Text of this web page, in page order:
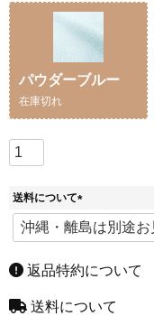
パウダーブルー
在庫切れ
送料について
(
必
)
返品特約について
送料について